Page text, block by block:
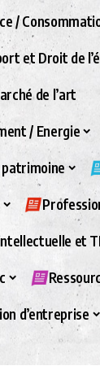
/
et Droit de
de l’art
/ Energie
et
d’entreprise